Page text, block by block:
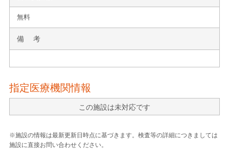
無料
備 考
指定医療機関情報
この施設は未対応です
※施設の情報は最新更新日時点に基づきます。検査等の詳細につきましては
施設に直接お問い合わせください。